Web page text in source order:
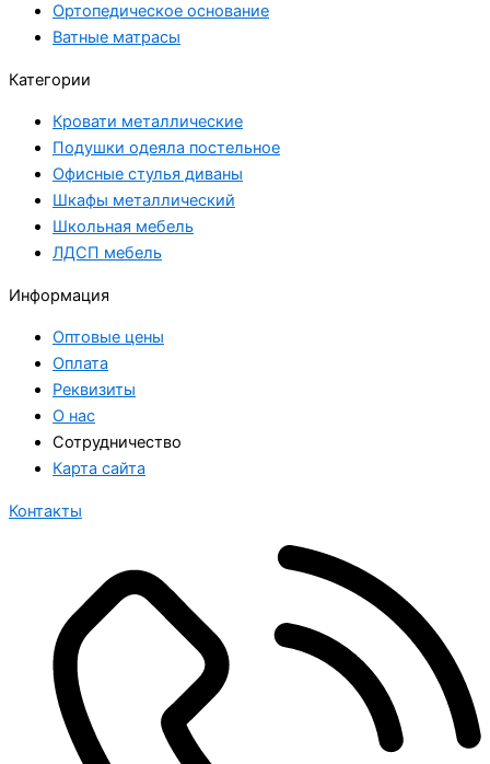
Ортопедическое основание
Ватные матрасы
Категории
Кровати металлические
Подушки одеяла постельное
Офисные стулья диваны
Шкафы металлический
Школьная мебель
ЛДСП мебель
Информация
Оптовые цены
Оплата
Реквизиты
О нас
Сотрудничество
Карта сайта
Контакты